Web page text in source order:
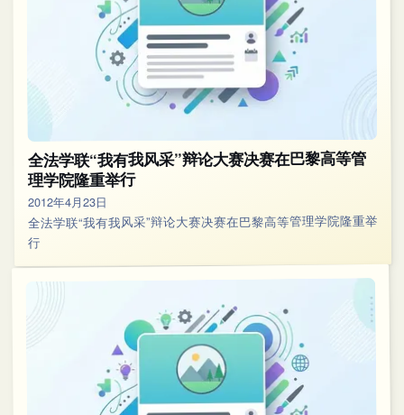
全法学联“我有我风采”辩论大赛决赛在巴黎高等管
理学院隆重举行
2012年4月23日
全法学联“我有我风采”辩论大赛决赛在巴黎高等管理学院隆重举
行